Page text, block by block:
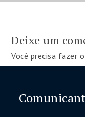
Deixe um
Você precisa fazer o